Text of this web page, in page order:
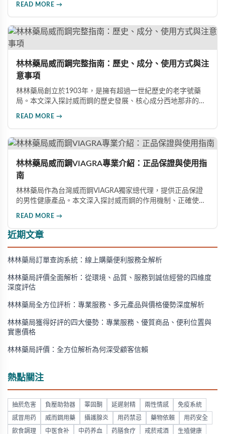
這款革命性藥品。
READ MORE →
林林藥局威而鋼完整指南：歷史、成分、使用方式與注
意事項
林林藥局創立於1903年，是擁有超過一世紀歷史的老字號藥
局。本文深入探討威而鋼的歷史發展、核心成分西地那非的作
全面瞭解並安全使用相關產品。
READ MORE →
林林藥局威而鋼VIAGRA專業介紹：正品保證與使用指
南
林林藥局作為台灣威而鋼VIAGRA獨家總代理，提供正品保證
的男性健康產品。本文深入探討威而鋼的作用機制、正確使用
擇。
READ MORE →
近期文章
林林藥局訂單查詢系統：線上購藥便利服務全解析
林林藥局評價全面解析：從環境、品質、服務到誠信經營的四維度
深度評估
林林藥局全方位評析：專業服務、多元產品與價格優勢深度解析
林林藥局獲得好評的四大優勢：專業服務、優質商品、便利位置與
實惠價格
林林藥局評價：全方位解析為何深受顧客信賴
熱點關注
抽菸危害 負壓助勃器 睪固酮 延遲射精 兩性情感 免疫系統
感冒用药 威而鋼用藥 攝護腺炎 用药禁忌 藥物依賴 用药安全
飲食調理 中医食补 中药养血 药膳食疗 戒菸戒酒 生殖健康